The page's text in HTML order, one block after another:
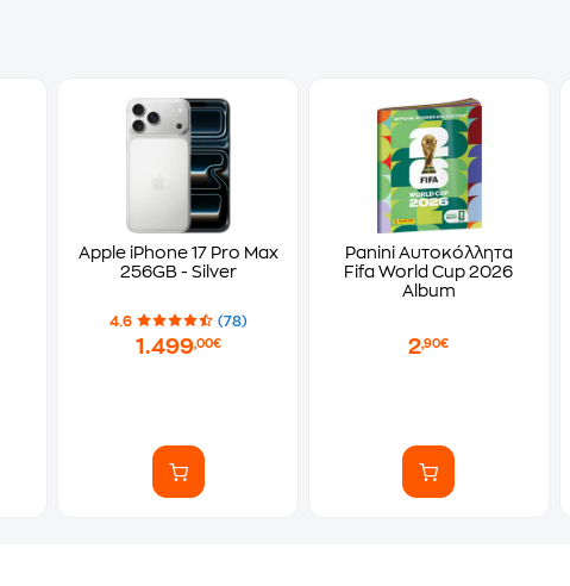
Apple iPhone 17 Pro Max
256GB - Silver
4.6 (78)
1.499,00€
Panini Αυτοκόλλητα
Fifa World Cup 2026
Album
2,90€